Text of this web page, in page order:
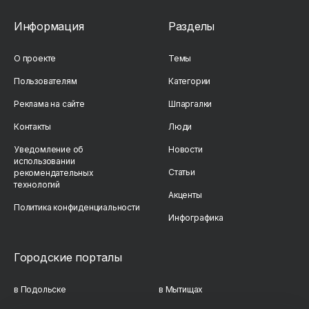
Информация
О проекте
Пользователям
Реклама на сайте
Контакты
Уведомление об
использовании
рекомендательных
технологий
Политика конфиденциальности
Разделы
Темы
Категории
Шпаргалки
Люди
Новости
Статьи
Акценты
Инфографика
Городские порталы
в Подольске в Мытищах